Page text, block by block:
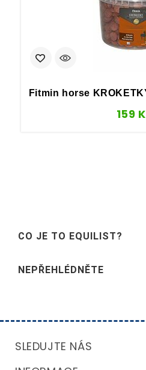
Fitmin horse
159
CO JE TO EQUILIST?
NEPŘEHLÉDNĚTE
SLEDUJTE NÁS